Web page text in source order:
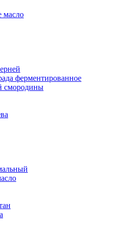
масло
ферментированное
смородины